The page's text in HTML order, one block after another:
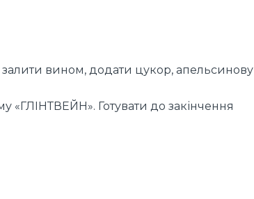
вином, додати цукор, апельсинову
«ГЛІНТВЕЙН». Готувати до закінчення